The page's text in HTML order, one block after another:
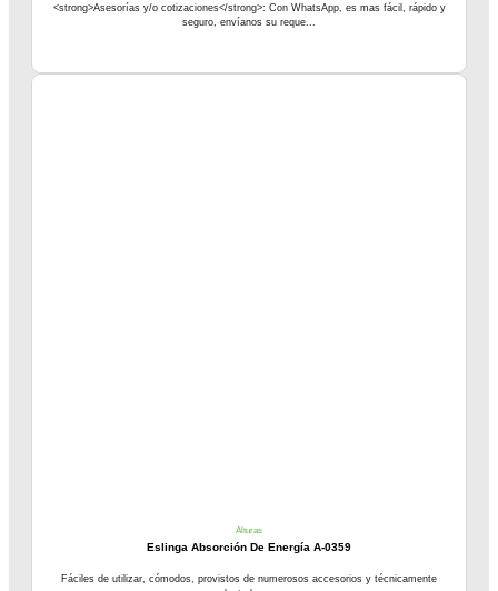
<strong>Asesorías y/o cotizaciones</strong>: Con WhatsApp, es mas fácil, rápido y
seguro, envíanos su reque...
Alturas
Eslinga Absorción De Energía A-0359
Fáciles de utilizar, cómodos, provistos de numerosos accesorios y técnicamente